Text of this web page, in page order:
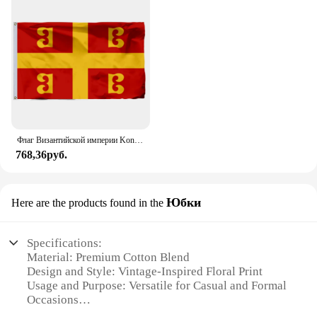
Флаг Византийской империи Konstantinos XI Palaiologos 90x150 см 3x5 футов
768,36руб.
Here are the products found in the Юбки
Specifications:
Material: Premium Cotton Blend
Design and Style: Vintage-Inspired Floral Print
Usage and Purpose: Versatile for Casual and Formal
Occasions